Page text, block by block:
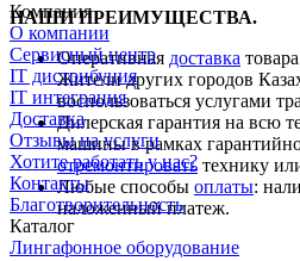
НАШИ ПРЕИМУЩЕСТВА.
Оперативная доставка
Жители других городов
воспользоваться услугами
Дилерская гарантия на всю
машины в рамках
отремонтировать технику
Любые способы оплаты:
наложенный платеж.
Компания
О компании
Сервисный центр
IT дистрибуция
IT интеграция
Доставка
Отзывы на услуги
Хотите работать у нас?
Контакты
Благотворительность
Каталог
Лингафонное оборудование